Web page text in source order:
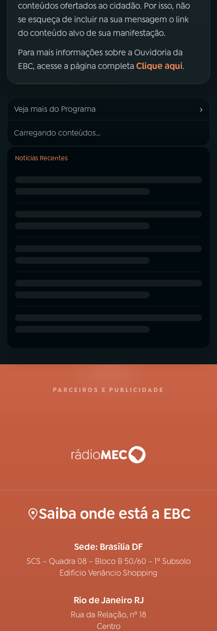
conteúdos ofertados ao cidadão. Por isso, não
se esqueça de incluir na sua mensagem o link
do conteúdo alvo de sua manifestação.
Para mais informações sobre a Ouvidoria da
EBC, acesse a página completa Clique aqui.
Veja mais do Programa ›
Carregando conteúdos...
Notícias Recentes
PARCEIROS E PUBLICIDADE
Saiba onde está a EBC
Sede: Brasília DF
SCS – Quadra 08 – Bloco B 50/60 – 1º Subsolo
Edifício Venâncio Shopping
Rio de Janeiro RJ
Rua da Relação, nº 18
Centro